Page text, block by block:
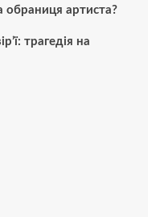
обраниця артиста?
трагедія на